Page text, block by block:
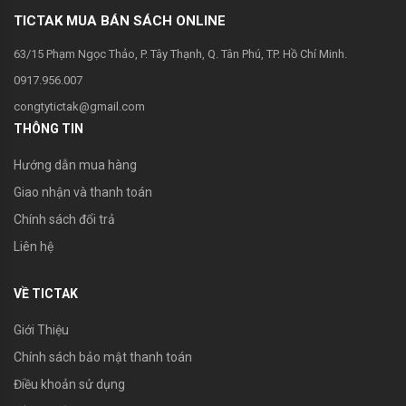
toán tương tự phần B.
Phần D trình bày đáp số và hướng dẫn giải các bài toán
ở phần C.
tòi lời giải, cuốn sách còn tuyển chọn một số đề thi thực
tế những năm gần đây. Chính vì thế cuốn sách có tính
chuẩn bị thi lớp 9 vào lớp 10.
Nhà sách TicTak xin hân hạnh giới thiệu ..
TICTAK MUA BÁN SÁCH ONLINE
63/15 Phạm Ngọc Thảo, P. Tây Thạnh, Q. Tân Phú, TP. Hồ Chí Minh.
0917.956.007
congtytictak@gmail.com
THÔNG TIN
Hướng dẫn mua hàng
Giao nhận và thanh toán
Chính sách đổi trả
Liên hệ
VỀ TICTAK
Giới Thiệu
Chính sách bảo mật thanh toán
Điều khoản sử dụng